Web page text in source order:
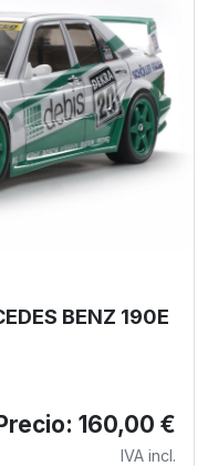
BENZ 190E
160,00 €
IVA incl.